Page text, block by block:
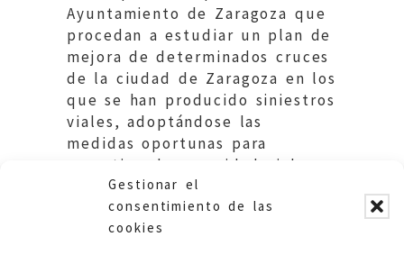
Gestionar el
consentimiento de las
cookies
Ayuntamiento de Zaragoza que
procedan a estudiar un plan de
mejora de determinados cruces
de la ciudad de Zaragoza en los
que se han producido siniestros
viales, adoptándose las
medidas oportunas para
garantizar la seguridad vial.
Ayuntamiento de Zaragoza.